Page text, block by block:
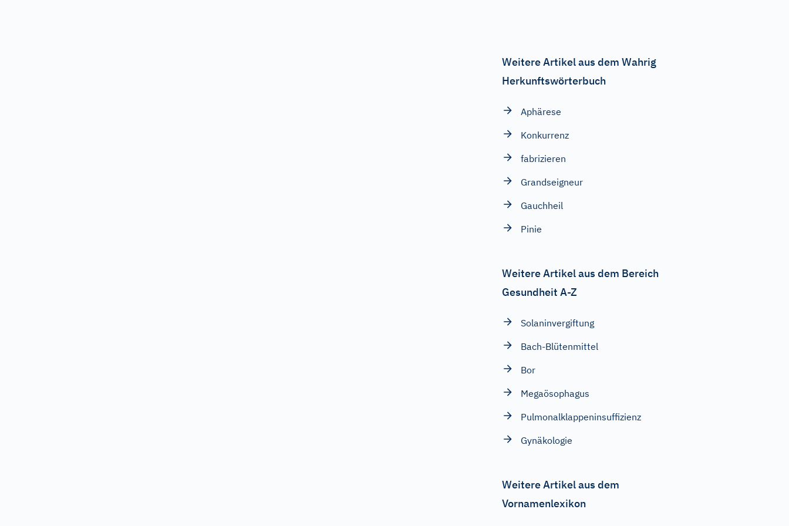
Weitere Artikel aus dem Wahrig
Herkunftswörterbuch
Aphärese
Konkurrenz
fabrizieren
Grandseigneur
Gauchheil
Pinie
Weitere Artikel aus dem Bereich
Gesundheit A-Z
Solaninvergiftung
Bach-Blütenmittel
Bor
Megaösophagus
Pulmonalklappeninsuffizienz
Gynäkologie
Weitere Artikel aus dem
Vornamenlexikon